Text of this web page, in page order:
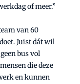
of meer.”
van 60
Juist dát wil
bus vol
die deze
en kunnen